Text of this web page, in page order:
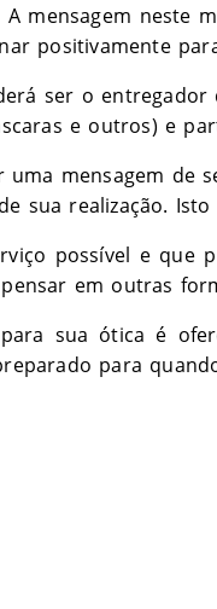
mensagem neste
positivamente
ser o entregador
e outros) e
mensagem de
sua realização.
possível e
em outras
sua ótica é
para